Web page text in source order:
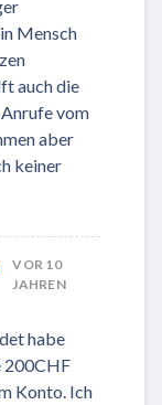
Mensch
auch die
vom
aber
keiner
VOR 10
JAHREN
habe
200CHF
Konto. Ich